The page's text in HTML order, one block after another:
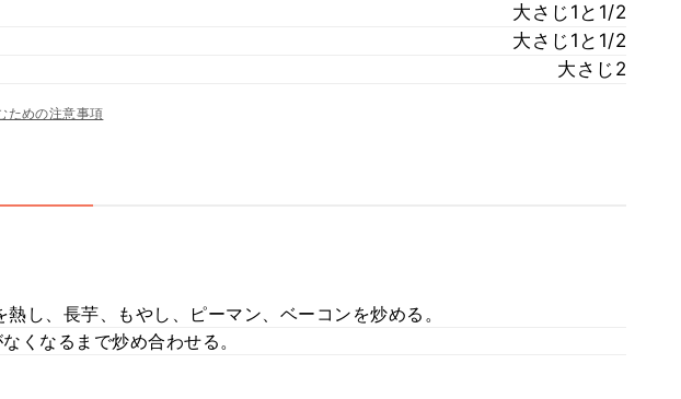
大さじ1と1/2
大さじ1と1/2
大さじ2
ための注意事項
熱し、長芋、もやし、ピーマン、ベーコンを炒める。
くなるまで炒め合わせる。